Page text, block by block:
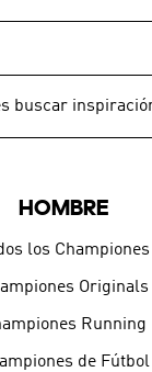
buscar
HOMBRE
los Championes
Originals
Running
de Fútbol